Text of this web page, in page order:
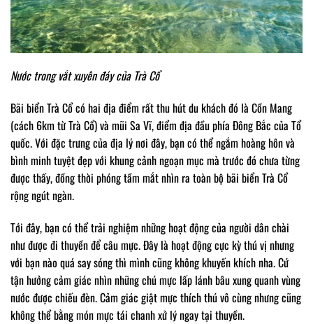
Nước trong vắt xuyên đáy của Trà Cổ
Bãi biển Trà Cổ có hai địa điểm rất thu hút du khách đó là Cồn Mang
(cách 6km từ Trà Cổ) và mũi Sa Vĩ, điểm địa đầu phía Đông Bắc của Tổ
quốc. Với đặc trưng của địa lý nơi đây, bạn có thể ngắm hoàng hôn và
bình minh tuyệt đẹp với khung cảnh ngoạn mục mà trước đó chưa từng
được thấy, đồng thời phóng tầm mắt nhìn ra toàn bộ bãi biển Trà Cổ
rộng ngút ngàn.
Tới đây, bạn có thể trải nghiệm những hoạt động của người dân chài
như được đi thuyền để câu mực. Đây là hoạt động cực kỳ thú vị nhưng
với bạn nào quá say sóng thì mình cũng không khuyến khích nha. Cứ
tận hưởng cảm giác nhìn những chú mực lấp lánh bâu xung quanh vùng
nước được chiếu đèn. Cảm giác giật mực thích thú vô cùng nhưng cũng
không thể bằng món mực tái chanh xử lý ngay tại thuyền.